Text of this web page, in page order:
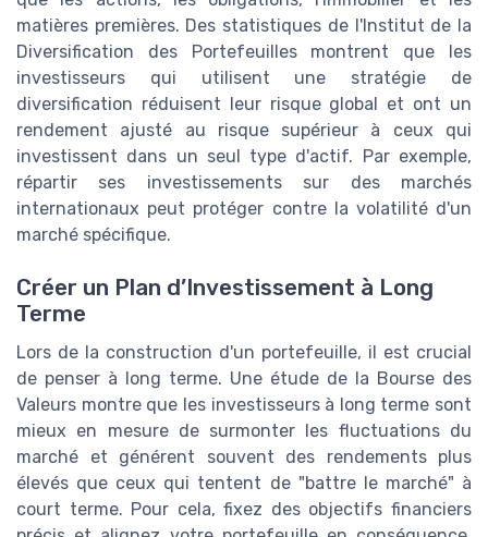
matières premières. Des statistiques de l'Institut de la
Diversification des Portefeuilles montrent que les
investisseurs qui utilisent une stratégie de
diversification réduisent leur risque global et ont un
rendement ajusté au risque supérieur à ceux qui
investissent dans un seul type d'actif. Par exemple,
répartir ses investissements sur des marchés
internationaux peut protéger contre la volatilité d'un
marché spécifique.
Créer un Plan d’Investissement à Long
Terme
Lors de la construction d'un portefeuille, il est crucial
de penser à long terme. Une étude de la Bourse des
Valeurs montre que les investisseurs à long terme sont
mieux en mesure de surmonter les fluctuations du
marché et générent souvent des rendements plus
élevés que ceux qui tentent de "battre le marché" à
court terme. Pour cela, fixez des objectifs financiers